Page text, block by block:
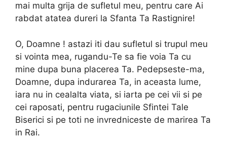
mai multa grija de sufletul meu, pentru care Ai
rabdat atatea dureri la Sfanta Ta Rastignire!
O, Doamne ! astazi iti dau sufletul si trupul meu
si vointa mea, rugandu-Te sa fie voia Ta cu
mine dupa buna placerea Ta. Pedepseste-ma,
Doamne, dupa indurarea Ta, in aceasta lume,
iara nu in cealalta viata, si iarta pe cei vii si pe
cei raposati, pentru rugaciunile Sfintei Tale
Biserici si pe toti ne invredniceste de marirea Ta
in Rai.